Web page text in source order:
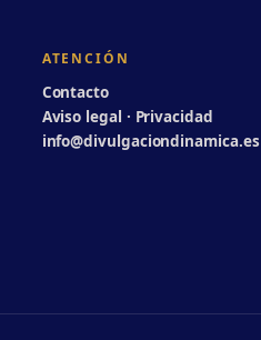
ATENCIÓN
Contacto
Aviso legal · Privacidad
info@divulgaciondinamica.es